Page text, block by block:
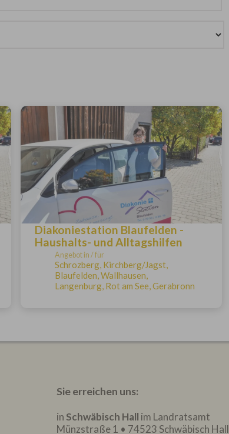
Diakoniestation Blaufelden -
Haushalts- und Alltagshilfen
Angebot in / für
Schrozberg, Kirchberg/Jagst,
Blaufelden, Wallhausen,
Langenburg, Rot am See, Gerabronn
Sie erreichen uns:
in Schwäbisch Hall im Landratsamt
Münzstraße 1 • 74523 Schwäbisch Hall